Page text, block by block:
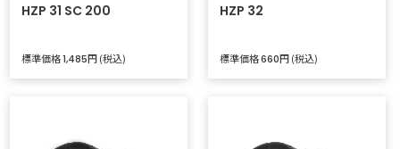
HZP 31 SC 200
標準価格1,485円 (税込)
HZP 32
標準価格660円 (税込)